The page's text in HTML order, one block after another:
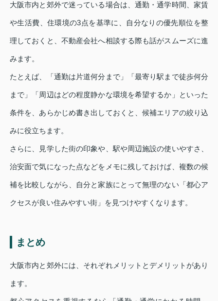
大阪市内と郊外で迷っている場合は、通勤・通学時間、家賃
や生活費、住環境の3点を基準に、自分なりの優先順位を整
理しておくと、不動産会社へ相談する際も話がスムーズに進
みます。
たとえば、「通勤は片道何分まで」「最寄り駅まで徒歩何分
まで」「周辺はどの程度静かな環境を希望するか」といった
条件を、あらかじめ書き出しておくと、候補エリアの絞り込
みに役立ちます。
さらに、見学した街の印象や、駅や周辺施設の使いやすさ、
治安面で気になった点などをメモに残しておけば、複数の候
補を比較しながら、自分と家族にとって無理のない「都心ア
クセスが良い住みやすい街」を見つけやすくなります。
まとめ
大阪市内と郊外には、それぞれメリットとデメリットがあり
ます。